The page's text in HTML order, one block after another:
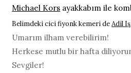
Michael Kors ayakkabım ile
Belimdeki cici fiyonk kemeri deAdil
Umarım ilham verebilirim!
Herkese mutlu bir hafta
Sevgiler!